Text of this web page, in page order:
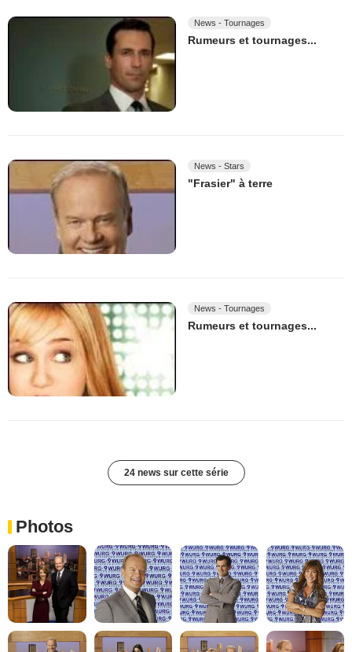
News - Tournages
Rumeurs et tournages...
News - Stars
"Frasier" à terre
News - Tournages
Rumeurs et tournages...
24 news sur cette série
Photos